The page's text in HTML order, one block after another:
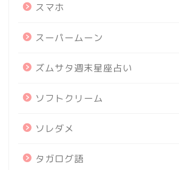
スマホ
スーパームーン
ズムサタ週末星座占い
ソフトクリーム
ソレダメ
タガログ語